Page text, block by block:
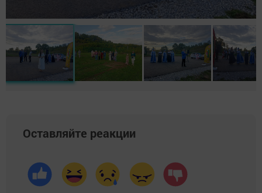
Оставляйте реакции